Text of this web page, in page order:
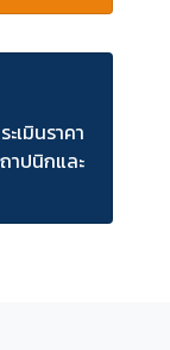
เมินราคา
าปนิกและ